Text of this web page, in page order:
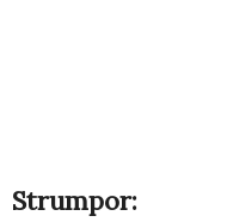
Strumpor: